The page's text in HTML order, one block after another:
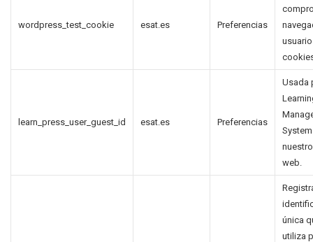
wordpress_test_cookie esat.es Preferencias
learn_press_user_guest_id esat.es Preferencias
Usada
web.
única
utiliza